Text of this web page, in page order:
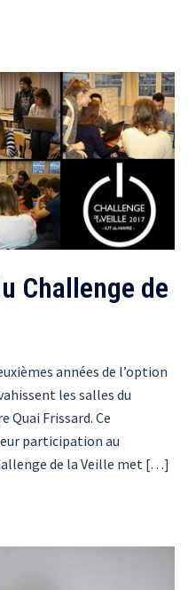
Challenge de
années de l’option
les salles du
Quai Frissard. Ce
participation au
de la Veille met […]